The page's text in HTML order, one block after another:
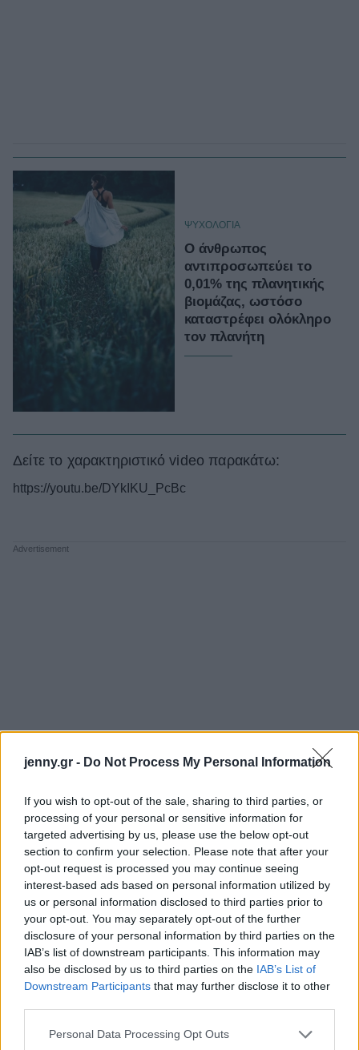
jenny.gr - Do Not Process My Personal Information
If you wish to opt-out of the sale, sharing to third parties, or
processing of your personal or sensitive information for
targeted advertising by us, please use the below opt-out
section to confirm your selection. Please note that after your
opt-out request is processed you may continue seeing
interest-based ads based on personal information utilized by
us or personal information disclosed to third parties prior to
your opt-out. You may separately opt-out of the further
disclosure of your personal information by third parties on the
IAB’s list of downstream participants. This information may
also be disclosed by us to third parties on the IAB’s List of
Downstream Participants that may further disclose it to other
Please note that this website/app uses one or more Google
Personal Data Processing Opt Outs
ΨΥΧΟΛΟΓΙΑ
Ο άνθρωπος
αντιπροσωπεύει το
0,01% της πλανητικής
βιομάζας, ωστόσο
καταστρέφει ολόκληρο
τον πλανήτη
Δείτε το χαρακτηριστικό video παρακάτω:
https://youtu.be/DYkIKU_PcBc